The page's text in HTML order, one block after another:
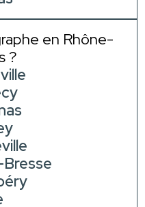
en Rhône-
?